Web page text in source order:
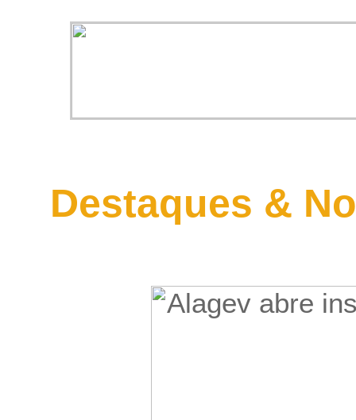
Destaques &